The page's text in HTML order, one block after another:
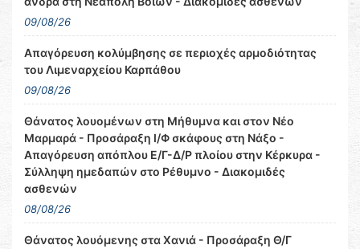
09/08/26
Απαγόρευση κολύμβησης σε περιοχές αρμοδιότητας
του Λιμεναρχείου Καρπάθου
09/08/26
Θάνατος λουομένων στη Μήθυμνα και στον Νέο
Μαρμαρά - Προσάραξη Ι/Φ σκάφους στη Νάξο -
Απαγόρευση απόπλου Ε/Γ-Δ/Ρ πλοίου στην Κέρκυρα -
Σύλληψη ημεδαπών στο Ρέθυμνο - Διακομιδές
ασθενών
08/08/26
Θάνατος λουόμενης στα Χανιά - Προσάραξη Θ/Γ